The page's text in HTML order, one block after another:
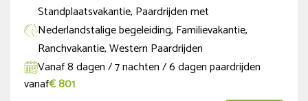
Standplaatsvakantie, Paardrijden met
Nederlandstalige begeleiding, Familievakantie,
Ranchvakantie, Western Paardrijden
Vanaf 8 dagen / 7 nachten / 6 dagen paardrijden
vanaf€ 801